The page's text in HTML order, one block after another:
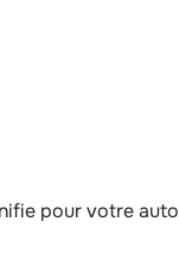
pour votre auto